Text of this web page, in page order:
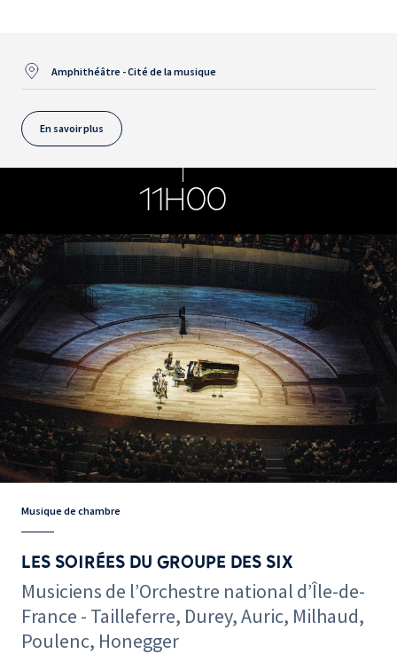
Amphithéâtre - Cité de la musique
En savoir plus
11H00
Musique de chambre
LES SOIRÉES DU GROUPE DES SIX
Musiciens de l’Orchestre national d’Île-de-
France - Tailleferre, Durey, Auric, Milhaud,
Poulenc, Honegger